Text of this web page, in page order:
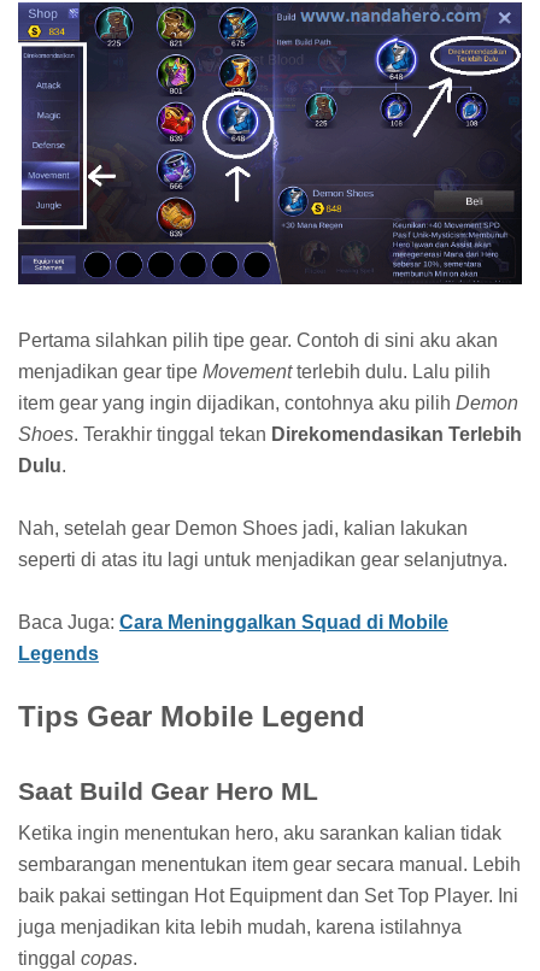
Pertama silahkan pilih tipe gear. Contoh di sini aku akan
menjadikan gear tipe Movementterlebih dulu. Lalu pilih
item gear yang ingin dijadikan, contohnya aku pilih Demon
Shoes. Terakhir tinggal tekan Direkomendasikan Terlebih
Dulu.
Nah, setelah gear Demon Shoes jadi, kalian lakukan
seperti di atas itu lagi untuk menjadikan gear selanjutnya.
Baca Juga: Cara Meninggalkan Squad di Mobile
Legends
Tips Gear Mobile Legend
Saat Build Gear Hero ML
Ketika ingin menentukan hero, aku sarankan kalian tidak
sembarangan menentukan item gear secara manual. Lebih
baik pakai settingan Hot Equipment dan Set Top Player. Ini
juga menjadikan kita lebih mudah, karena istilahnya
tinggal copas.